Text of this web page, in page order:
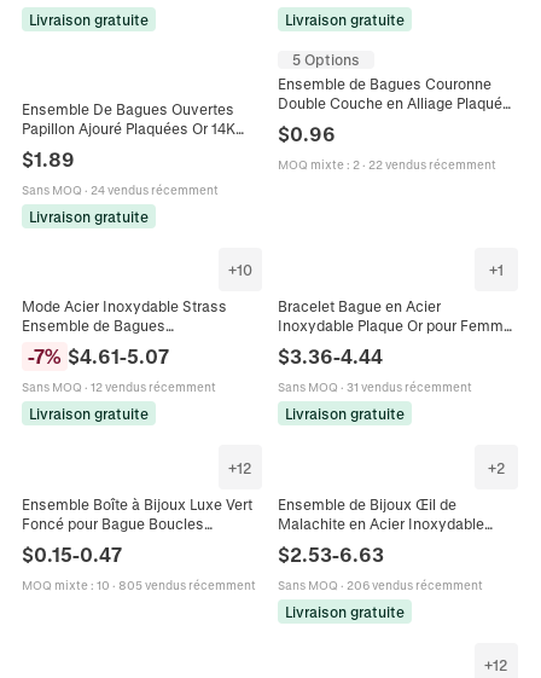
Livraison gratuite Livraison gratuite
Ensemble De Bagues Ouvertes
Papillon Ajouré Plaquées Or 14K
Minimalistes Pour Femmes Bijoux
De Mode En Cuivre Réglables
$1.89
Sans MOQ · 24 vendus récemment
Livraison gratuite
5 Options
Ensemble de Bagues Couronne
Double Couche en Alliage Plaqué
Mariée Fiançailles Femme Bijoux
$0.96
MOQ mixte: 2· 22 vendus récemment
+10
Mode Acier Inoxydable Strass
Ensemble de Bagues
Superposables à Plusieurs Rangs
Or Argent Plaqué Géométrique
Bijoux Individuels Bague pour
Femmes
-7% $4.61-5.07
Sans MOQ · 12 vendus récemment
Livraison gratuite
+1
Bracelet Bague en Acier
Inoxydable Plaque Or pour Femme
Cœur Arbre de Vie Trèfle Strass
Perle Artificielle Bracelet de Main
$3.36-4.44
Sans MOQ · 31 vendus récemment
Livraison gratuite
+12
Ensemble Boîte à Bijoux Luxe Vert
Foncé pour Bague Boucles
d'Oreilles Collier Élégant Emballage
Cadeau en Papier Carton Avec
Éponge
$0.15-0.47
MOQ mixte: 10 · 805 vendus récemment
+2
Ensemble de Bijoux Œil de
Malachite en Acier Inoxydable
Collier Boucles d'Oreilles Bague
Bracelet Or Martelé
$2.53-6.63
Sans MOQ · 206 vendus récemment
Livraison gratuite
+12